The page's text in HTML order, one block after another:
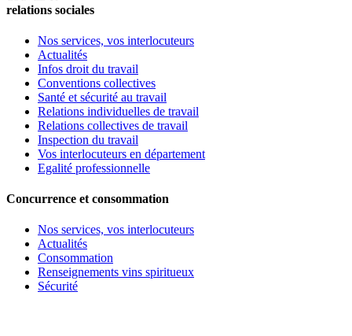
relations sociales
Nos services, vos interlocuteurs
Actualités
Infos droit du travail
Conventions collectives
Santé et sécurité au travail
Relations individuelles de travail
Relations collectives de travail
Inspection du travail
Vos interlocuteurs en département
Egalité professionnelle
Concurrence et consommation
Nos services, vos interlocuteurs
Actualités
Consommation
Renseignements vins spiritueux
Sécurité